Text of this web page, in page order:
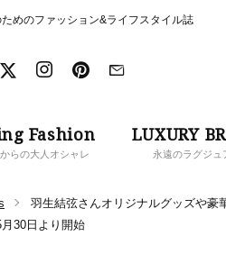
ためのファッション&ライフスタイル誌
Fashion
らの大人オシャレ
LUXURY
永遠のラグジュ
羽生結弦さんオリジナルグッズや豪
30日より開始